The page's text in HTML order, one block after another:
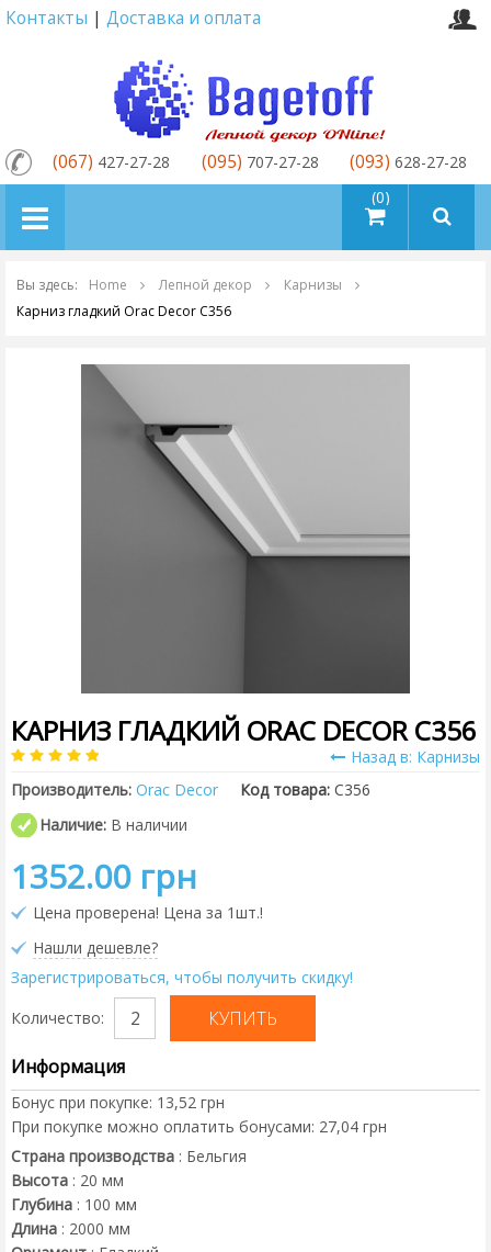
Контакты | Доставка и оплата
товаров (0)
(067) 427-27-28 (095) 707-27-28 (093) 628-27-28
Вы здесь: Home Лепной декор
Карнизы
Карниз гладкий Orac Decor C356
КАРНИЗ ГЛАДКИЙ ORAC DECOR C356
Назад в: Карнизы
Производитель: Orac Decor Код товара: C356
Наличие: В наличии
1352.00 грн
Цена проверена! Цена за 1шт.!
Нашли дешевле?
Зарегистрироваться, чтобы получить скидку!
Количество:
Информация
Бонус при покупке: 13,52 грн
При покупке можно оплатить бонусами: 27,04 грн
Страна производства : Бельгия
Высота : 20 мм
Глубина : 100 мм
Длина : 2000 мм